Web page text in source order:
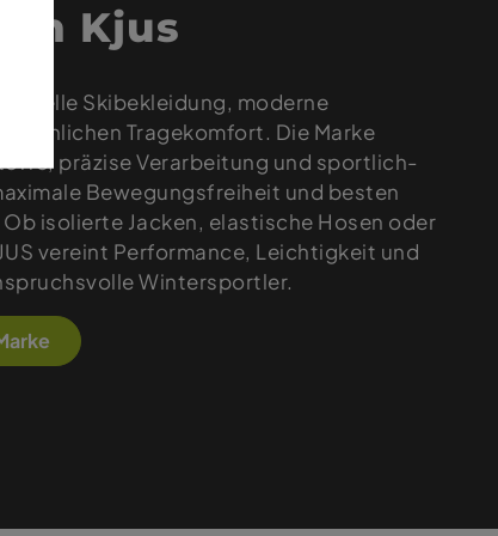
Kjus
Skibekleidung, moderne
Tragekomfort. Die Marke
präzise Verarbeitung und sportlich-
Bewegungsfreiheit und besten
isolierte Jacken, elastische Hosen oder
vereint Performance, Leichtigkeit und
Wintersportler.